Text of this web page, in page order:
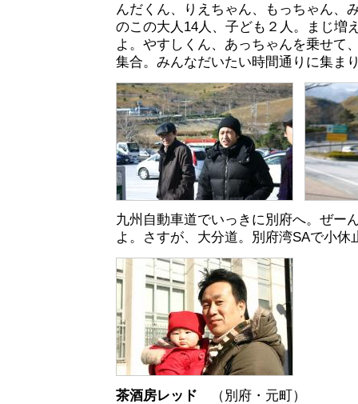
んだくん、りえちゃん、もっちゃん、
のこの大人14人、子ども２人。まじ増
よ。やすしくん、あっちゃんを乗せて
集合。みんなだいたい時間通りに集ま
九州自動車道でいっきに別府へ。ぜー
よ。さすが、大分道。別府湾SAで小休
茶酒房レッド （別府・元町）